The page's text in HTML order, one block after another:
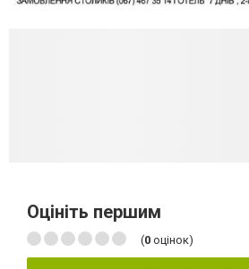
Оцініть першим
(0 оцінок)